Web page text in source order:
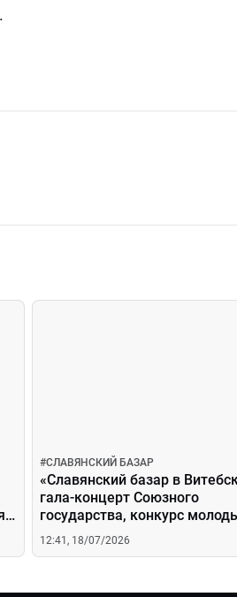
#СЛАВЯНСКИЙ БАЗАР
«Славянский базар в
гала-концерт Союзного
государства, конкурс
исполнителей и народные
на десятках площадок
12:41, 18/07/2026